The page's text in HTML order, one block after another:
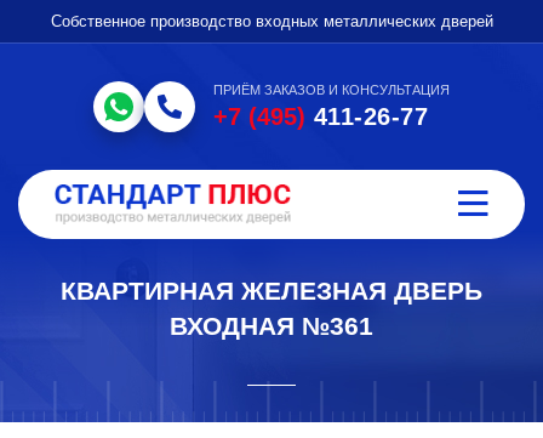
Собственное производство входных металлических дверей
ПРИЁМ ЗАКАЗОВ И КОНСУЛЬТАЦИЯ
+7 (495) 411-26-77
КВАРТИРНАЯ ЖЕЛЕЗНАЯ ДВЕРЬ
ВХОДНАЯ №361